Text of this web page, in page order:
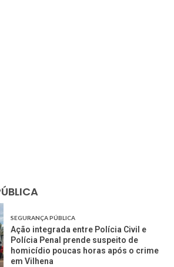
SEGURANÇA PÚBLICA
Ação integrada entre Polícia Civil e
Polícia Penal prende suspeito de
homicídio poucas horas após o crime
em Vilhena